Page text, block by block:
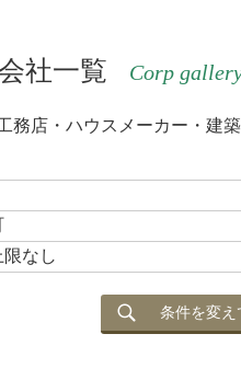
社一覧 Corp
務店・ハウスメーカー・建
なし
条件を変え